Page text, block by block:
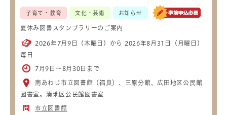
子育て・教育 文化・芸術 お知らせ
夏休み図書スタンプラリーのご案内
2026年7月9日（木曜日）から 2026年8月31日（月曜日）
毎日
7月9日～8月30日まで
南あわじ市立図書館（福良）、三原分館、広田地区公民館
図書室。湊地区公民館図書室
市立図書館